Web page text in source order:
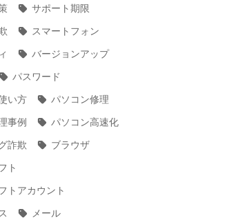
サポート期限
スマートフォン
バージョンアップ
パスワード
い方 パソコン修理
事例 パソコン高速化
詐欺 ブラウザ
ト
トアカウント
メール